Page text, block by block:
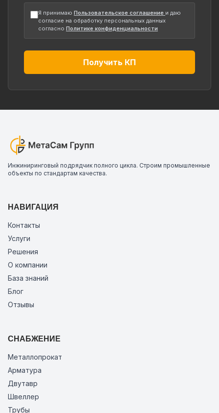
Я принимаю Пользовательское соглашение и даю
согласие на обработку персональных данных
согласно Политике конфиденциальности
Получить КП
Инжиниринговый подрядчик полного цикла. Строим промышленные
объекты по стандартам качества.
НАВИГАЦИЯ
Контакты
Услуги
Решения
О компании
База знаний
Блог
Отзывы
СНАБЖЕНИЕ
Металлопрокат
Арматура
Двутавр
Швеллер
Трубы